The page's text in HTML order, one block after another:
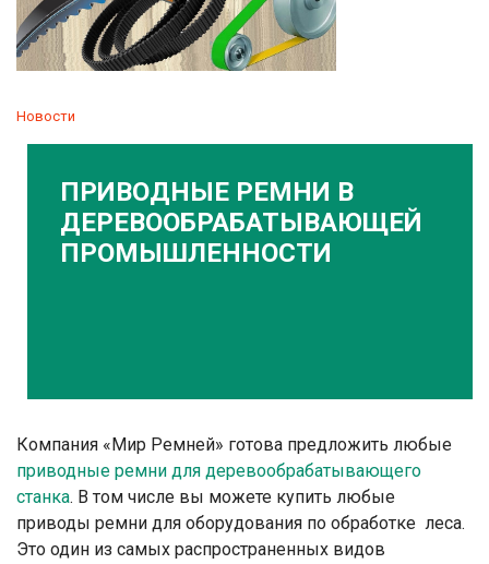
Новости
ПРИВОДНЫЕ РЕМНИ В
ДЕРЕВООБРАБАТЫВАЮЩЕЙ
ПРОМЫШЛЕННОСТИ
Компания «Мир Ремней» готова предложить любые
приводные ремни для деревообрабатывающего
станка. В том числе вы можете купить любые
приводы ремни для оборудования по обработке леса.
Это один из самых распространенных видов